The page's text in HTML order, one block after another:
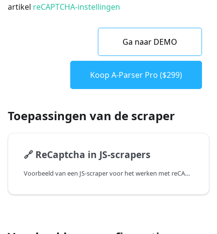
artikel reCAPTCHA-instellingen
Ga naar DEMO
Koop A-Parser Pro ($299)
Toepassingen van de scraper
🔗 ReCaptcha in JS-scrapers
Voorbeeld van een JS-scraper voor het werken met reCAPTCHA's